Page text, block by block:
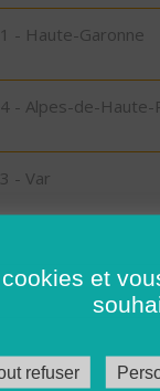
- Haute-Garonne
- Alpes-de-Haute-
- Var
et
refuser